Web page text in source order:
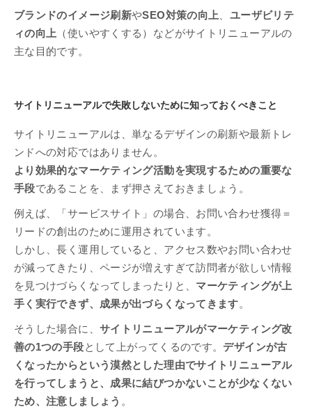
ブランドのイメージ刷新やSEO対策の向上
ユーザビリテ
ィの向上 （使いやすくする）などがサイトリニューアルの
主な目的です。
サイトリニューアルで失敗しないために知っておくべきこと
サイトリニューアルは、単なるデザインの刷新や最新トレ
ンドへの対応ではありません。
より効果的なマーケティング活動を実現するための重要な
手段であることを、まず押さえておきましょう。
例えば、「サービスサイト」の場合、お問い合わせ獲得＝
リードの創出のために運用されています。
しかし、長く運用していると、アクセス数やお問い合わせ
が減ってきたり、ページが増えすぎて訪問者が欲しい情報
を見つけづらくなってしまったりと、 マーケティングが上
手く実行できず、成果が出づらくなってきます。
そうした場合に、 サイトリニューアルがマーケティング改
善の1つの手段として上がってくるのです。デザインが古
くなったからという漠然とした理由でサイトリニューアル
を行ってしまうと、成果に結びつかないことが少なくない
ため、注意しましょう 。